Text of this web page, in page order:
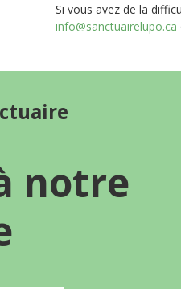
Si vous avez de la
info@sanctuairelupo.ca
notre